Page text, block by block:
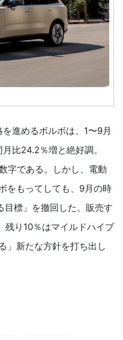
進めるボルボは、1〜9月
比24.2％増と絶好調。
字である。しかし、電動
をもってしても、9月の時
標」を撤回した。販売す
残り10％はマイルドハイブ
」新たな方針を打ち出し